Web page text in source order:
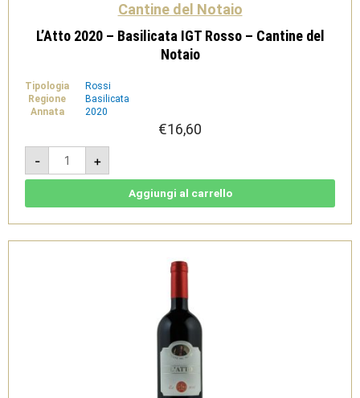
Cantine del Notaio
L’Atto 2020 – Basilicata IGT Rosso – Cantine del
Notaio
Tipologia
Rossi
Regione
Basilicata
Annata
2020
€16,60
-
L'Atto
2020
-
Basilicata
Cantine
Notaio
+
Aggiungi al carrello